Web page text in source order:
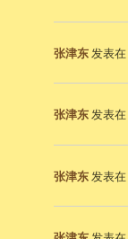
张津东发表在
张津东发表在
张津东发表在